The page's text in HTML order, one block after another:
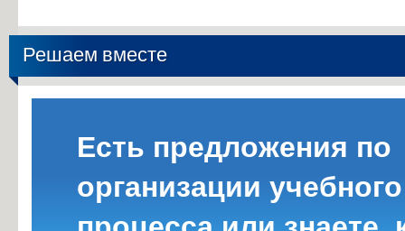
Решаем вместе
Есть предложения по
организации учебного